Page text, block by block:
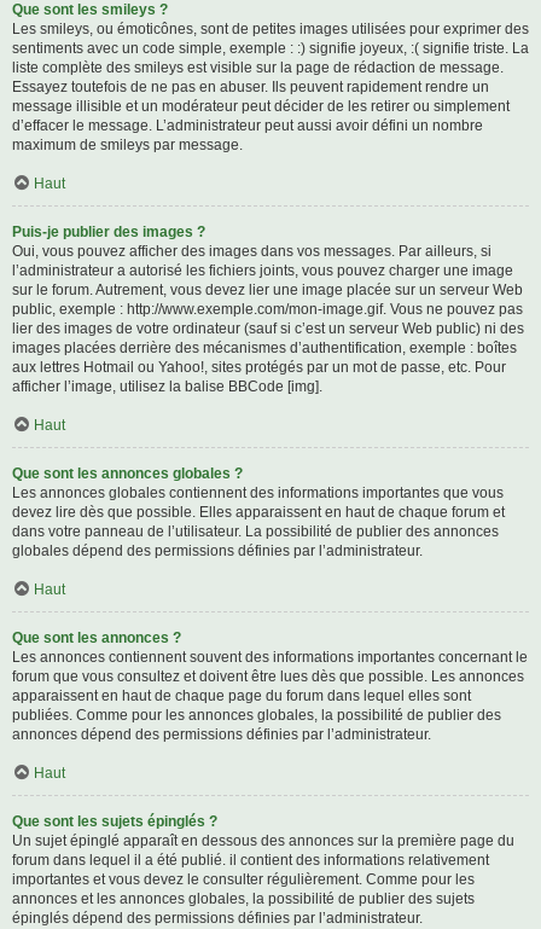
Que sont les smileys ?
Les smileys, ou émoticônes, sont de petites images utilisées pour exprimer des
sentiments avec un code simple, exemple : :) signifie joyeux, :( signifie triste. La
liste complète des smileys est visible sur la page de rédaction de message.
Essayez toutefois de ne pas en abuser. Ils peuvent rapidement rendre un
message illisible et un modérateur peut décider de les retirer ou simplement
d’effacer le message. L’administrateur peut aussi avoir défini un nombre
maximum de smileys par message.
Haut
Puis-je publier des images ?
Oui, vous pouvez afficher des images dans vos messages. Par ailleurs, si
l’administrateur a autorisé les fichiers joints, vous pouvez charger une image
sur le forum. Autrement, vous devez lier une image placée sur un serveur Web
public, exemple : http://www.exemple.com/mon-image.gif. Vous ne pouvez pas
lier des images de votre ordinateur (sauf si c’est un serveur Web public) ni des
images placées derrière des mécanismes d’authentification, exemple : boîtes
aux lettres Hotmail ou Yahoo!, sites protégés par un mot de passe, etc. Pour
afficher l’image, utilisez la balise BBCode [img].
Haut
Que sont les annonces globales ?
Les annonces globales contiennent des informations importantes que vous
devez lire dès que possible. Elles apparaissent en haut de chaque forum et
dans votre panneau de l’utilisateur. La possibilité de publier des annonces
globales dépend des permissions définies par l’administrateur.
Haut
Que sont les annonces ?
Les annonces contiennent souvent des informations importantes concernant le
forum que vous consultez et doivent être lues dès que possible. Les annonces
apparaissent en haut de chaque page du forum dans lequel elles sont
publiées. Comme pour les annonces globales, la possibilité de publier des
annonces dépend des permissions définies par l’administrateur.
Haut
Que sont les sujets épinglés ?
Un sujet épinglé apparaît en dessous des annonces sur la première page du
forum dans lequel il a été publié. il contient des informations relativement
importantes et vous devez le consulter régulièrement. Comme pour les
annonces et les annonces globales, la possibilité de publier des sujets
épinglés dépend des permissions définies par l’administrateur.